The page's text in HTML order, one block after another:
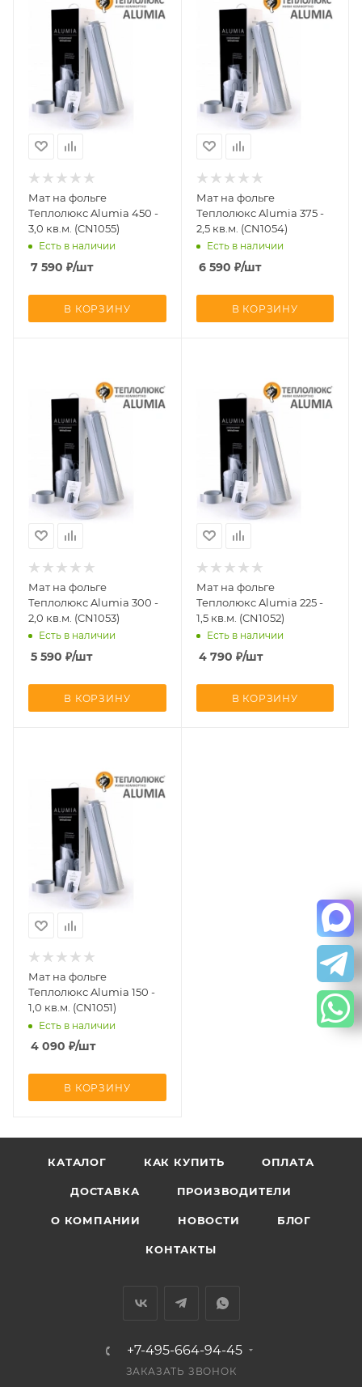
Мат на фольге
Теплолюкс Alumia 450 -
3,0 кв.м. (CN1055)
Есть в наличии
7 590 ₽/шт
В КОРЗИНУ
Мат на фольге
Теплолюкс Alumia 375 -
2,5 кв.м. (CN1054)
Есть в наличии
6 590 ₽/шт
В КОРЗИНУ
Мат на фольге
Теплолюкс Alumia 300 -
2,0 кв.м. (CN1053)
Есть в наличии
5 590 ₽/шт
В КОРЗИНУ
Мат на фольге
Теплолюкс Alumia 225 -
1,5 кв.м. (CN1052)
Есть в наличии
4 790 ₽/шт
В КОРЗИНУ
Мат на фольге
Теплолюкс Alumia 150 -
1,0 кв.м. (CN1051)
Есть в наличии
4 090 ₽/шт
В КОРЗИНУ
КАТАЛОГ КАК КУПИТЬ ОПЛАТА
ДОСТАВКА ПРОИЗВОДИТЕЛИ
О КОМПАНИИ НОВОСТИ БЛОГ
КОНТАКТЫ
+7-495-664-94-45
ЗАКАЗАТЬ ЗВОНОК